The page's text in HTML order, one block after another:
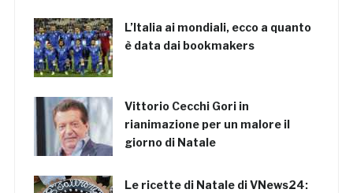
L’Italia ai mondiali, ecco a quanto
è data dai bookmakers
Vittorio Cecchi Gori in
rianimazione per un malore il
giorno di Natale
Le ricette di Natale di VNews24: